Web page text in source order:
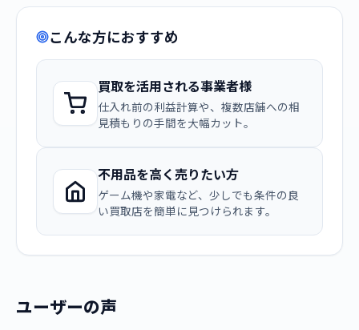
こんな方におすすめ
買取を活用される事業者様
仕入れ前の利益計算や、複数店舗への相
見積もりの手間を大幅カット。
不用品を高く売りたい方
ゲーム機や家電など、少しでも条件の良
い買取店を簡単に見つけられます。
ユーザーの声